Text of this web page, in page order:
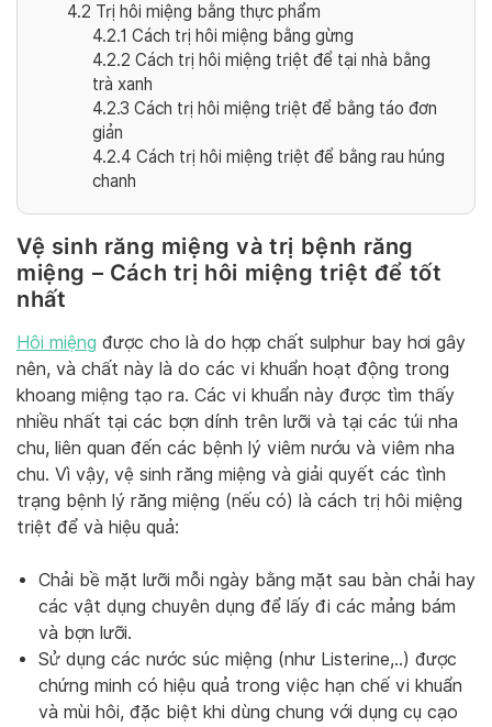
4.2 Trị hôi miệng bằng thực phẩm
4.2.1 Cách trị hôi miệng bằng gừng
4.2.2 Cách trị hôi miệng triệt để tại nhà bằng
trà xanh
4.2.3 Cách trị hôi miệng triệt để bằng táo đơn
giản
4.2.4 Cách trị hôi miệng triệt để bằng rau húng
chanh
Vệ sinh răng miệng và trị bệnh răng
miệng – Cách trị hôi miệng triệt để tốt
nhất
Hôi miệng được cho là do hợp chất sulphur bay hơi gây
nên, và chất này là do các vi khuẩn hoạt động trong
khoang miệng tạo ra. Các vi khuẩn này được tìm thấy
nhiều nhất tại các bợn dính trên lưỡi và tại các túi nha
chu, liên quan đến các bệnh lý viêm nướu và viêm nha
chu. Vì vậy, vệ sinh răng miệng và giải quyết các tình
trạng bệnh lý răng miệng (nếu có) là cách trị hôi miệng
triệt để và hiệu quả:
Chải bề mặt lưỡi mỗi ngày bằng mặt sau bàn chải hay
các vật dụng chuyên dụng để lấy đi các mảng bám
và bợn lưỡi.
Sử dụng các nước súc miệng (như Listerine,..) được
chứng minh có hiệu quả trong việc hạn chế vi khuẩn
và mùi hôi, đặc biệt khi dùng chung với dụng cụ cạo